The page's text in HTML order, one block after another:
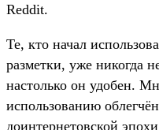
Reddit.
Те, кто начал
разметки, уже никогда
настолько он удобен.
использованию
доинтернетовской